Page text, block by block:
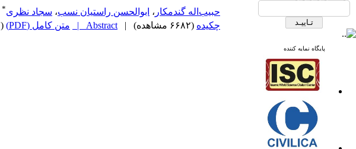
پایگاه نمایه کننده
حبیب‌اله گندمکار ، ابوالحسن راستیان نسب، سجاد نظری*
چکیده (۶۶۸۲ مشاهده) |
Abstract | متن کامل (PDF)
(۲۲۷۲ دریافت)